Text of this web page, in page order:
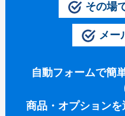
きらめきうちわ（Mサ
クリアうちわ（Mサイズ
紙うちわ
紙うちわ ハート型
その場
メー
自動フォームで簡
商品・オプション